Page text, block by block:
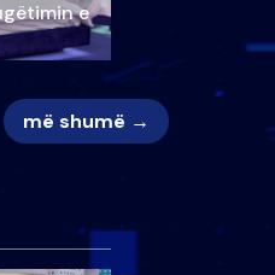
e
më shumë →